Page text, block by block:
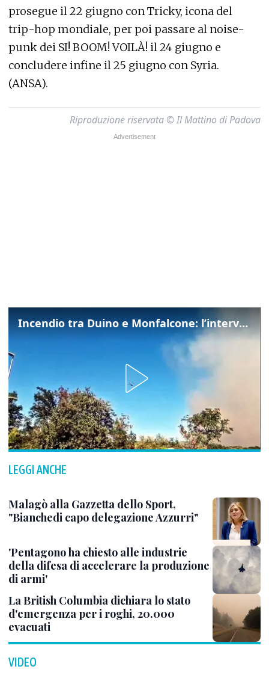
prosegue il 22 giugno con Tricky, icona del
trip-hop mondiale, per poi passare al noise-
punk dei SI! BOOM! VOILÀ! il 24 giugno e
concludere infine il 25 giugno con Syria.
(ANSA).
Riproduzione riservata © Il Mattino di Padova
Incendio tra Duino e Monfalcone: l’intervento dei vigili del fuoco
LEGGI ANCHE
Malagò alla Gazzetta dello Sport,
"Bianchedi capo delegazione Azzurri"
'Pentagono ha chiesto alle industrie
della difesa di accelerare la produzione
di armi'
La British Columbia dichiara lo stato
d'emergenza per i roghi, 20.000
evacuati
VIDEO